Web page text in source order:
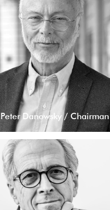
Peter Danowsky / Chairman